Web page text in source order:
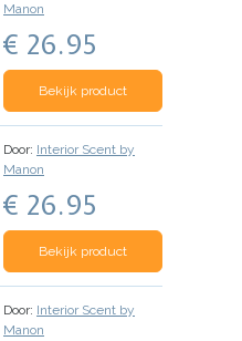
Manon
€ 26.95
Bekijk product
Door: Interior Scent by
Manon
€ 26.95
Bekijk product
Door: Interior Scent by
Manon